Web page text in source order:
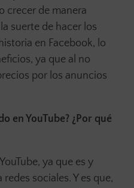
crecer de manera
suerte de hacer los
en Facebook, lo
ya que al no
por los anuncios
en YouTube? ¿Por qué
ya que es y
sociales. Y es que,